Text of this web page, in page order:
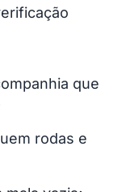
que
rodas e